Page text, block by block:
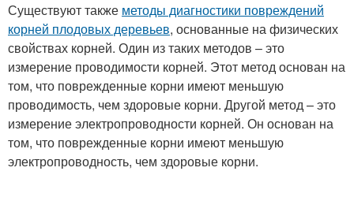
Существуют также методы диагностики повреждений
корней плодовых деревьев, основанные на физических
свойствах корней. Один из таких методов – это
измерение проводимости корней. Этот метод основан на
том, что поврежденные корни имеют меньшую
проводимость, чем здоровые корни. Другой метод – это
измерение электропроводности корней. Он основан на
том, что поврежденные корни имеют меньшую
электропроводность, чем здоровые корни.